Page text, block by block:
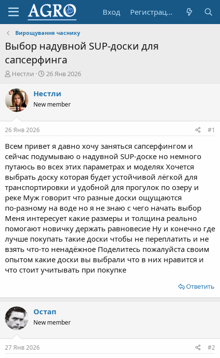
Вход Регистрация
Вирощування часнику
Выбор надувной SUP‑доски для
сапсерфинга
А
т
о
р
е
м
ы
Нестли
Д
т
н
л
26 Янв 2026
Нестли
New member
26 Янв 2026 #1
Всем привет я давно хочу заняться сапсерфингом и
сейчас подумываю о надувной SUP‑доске но немного
путаюсь во всех этих параметрах и моделях Хочется
выбрать доску которая будет устойчивой лёгкой для
транспортировки и удобной для прогулок по озеру и
реке Муж говорит что разные доски ощущаются
по‑разному на воде но я не знаю с чего начать выбор
Меня интересует какие размеры и толщина реально
помогают новичку держать равновесие Ну и конечно где
лучше покупать такие доски чтобы не переплатить и не
взять что‑то ненадёжное Поделитесь пожалуйста своим
опытом какие доски вы выбрали что в них нравится и
что стоит учитывать при покупке
Ответить
Остап
New member
27 Янв 2026 #2